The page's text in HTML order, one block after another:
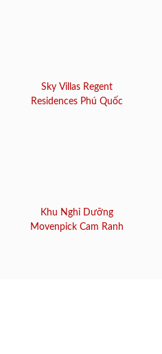
Sky Villas Regent
Residences Phú Quốc
Khu Nghỉ Dưỡng
Movenpick Cam Ranh